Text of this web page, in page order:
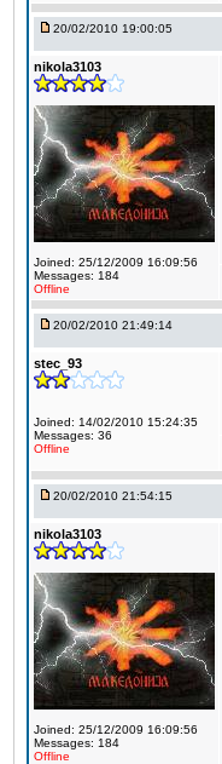
20/02/2010 19:00:05
nikola3103
Joined: 25/12/2009 16:09:56
Messages: 184
Offline
20/02/2010 21:49:14
stec_93
Joined: 14/02/2010 15:24:35
Messages: 36
Offline
20/02/2010 21:54:15
nikola3103
Joined: 25/12/2009 16:09:56
Messages: 184
Offline